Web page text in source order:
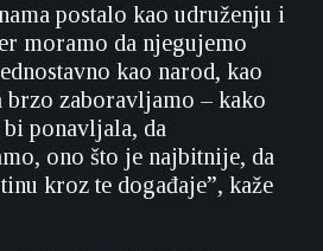
postalo kao udruženju i
moramo da njegujemo
kao narod, kao
brzo zaboravljamo – kako
ponavljala, da
ono što je najbitnije, da
kroz te događaje”, kaže